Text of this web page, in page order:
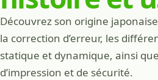
Découvrez son origine
la correction d’erreur, les
statique et dynamique, ainsi
d’impression et de sécurité.